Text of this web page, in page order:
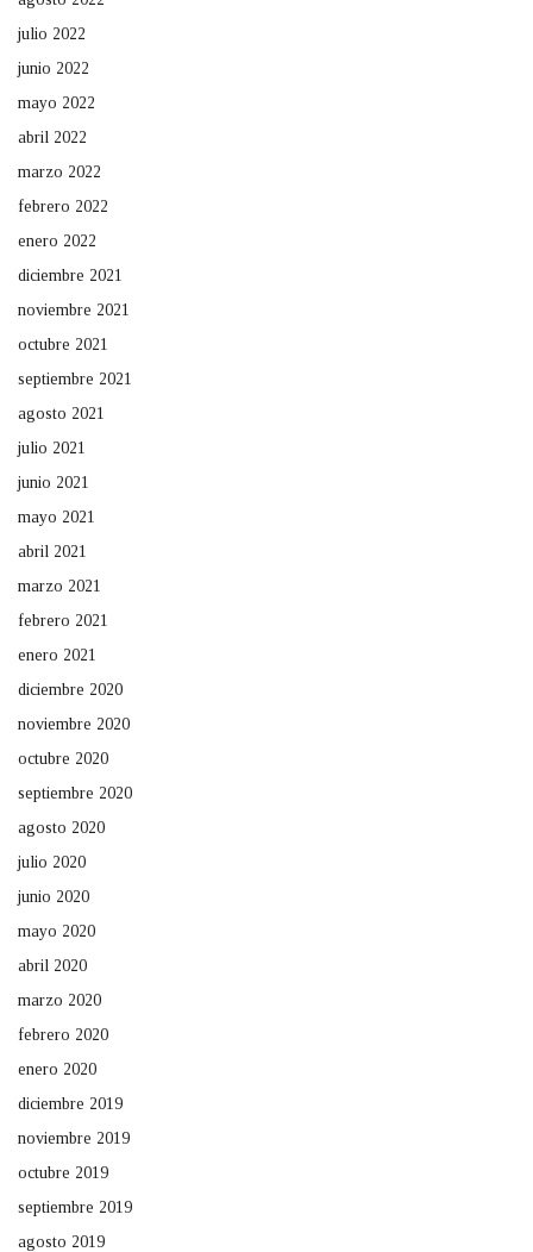
julio 2022
junio 2022
mayo 2022
abril 2022
marzo 2022
febrero 2022
enero 2022
diciembre 2021
noviembre 2021
octubre 2021
septiembre 2021
agosto 2021
julio 2021
junio 2021
mayo 2021
abril 2021
marzo 2021
febrero 2021
enero 2021
diciembre 2020
noviembre 2020
octubre 2020
septiembre 2020
agosto 2020
julio 2020
junio 2020
mayo 2020
abril 2020
marzo 2020
febrero 2020
enero 2020
diciembre 2019
noviembre 2019
octubre 2019
septiembre 2019
agosto 2019